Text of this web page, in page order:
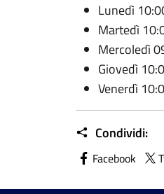
Lunedì
Martedì
Mercoledì
Giovedì
Venerdì
Condividi:
Facebook